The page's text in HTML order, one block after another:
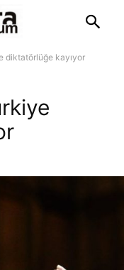
diktatörlüğe kayıyor